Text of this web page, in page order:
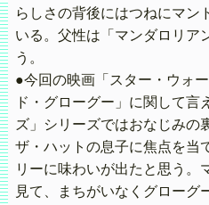
らしさの背後にはつねにマン
いる。父性は「マンダロリア
う。
●今回の映画「スター・ウォ
ド・グローグー」に関して言
ズ」シリーズではおなじみの
ザ・ハットの息子に焦点を当
リーに味わいが出たと思う。
見て、まちがいなくグローグ